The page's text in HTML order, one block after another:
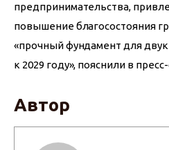
предпринимательства,
повышение благосостояния
«прочный фундамент для
к 2029 году», пояснили в
Автор